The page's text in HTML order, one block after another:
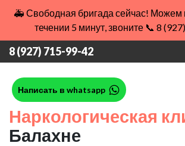
🚑 Свободная бригада сейчас! Можем
течении 5 минут, звоните 📞 8
8 (927) 715-99-42
Написать в whatsapp
Наркологическая
Балахне